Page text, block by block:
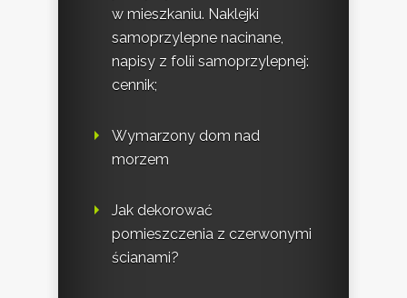
w mieszkaniu. Naklejki
samoprzylepne nacinane,
napisy z folii samoprzylepnej:
cennik;
Wymarzony dom nad
morzem
Jak dekorować
pomieszczenia z czerwonymi
ścianami?